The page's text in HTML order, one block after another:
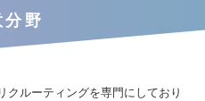
分野
クルーティングを専門にしており